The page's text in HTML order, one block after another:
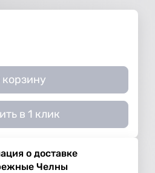
корзину
в 1 клик
о доставке
Челны